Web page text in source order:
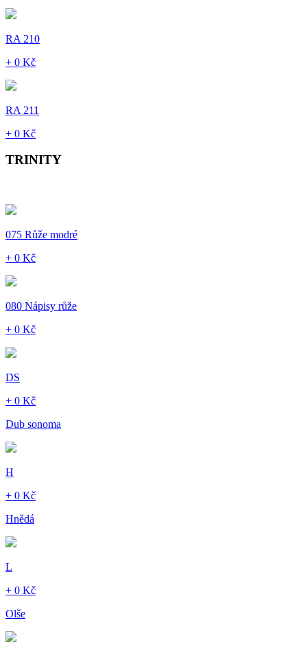
RA 210
+ 0 Kč
RA 211
+ 0 Kč
TRINITY
075 Růže modré
+ 0 Kč
080 Nápisy růže
+ 0 Kč
DS
+ 0 Kč
Dub sonoma
H
+ 0 Kč
Hnědá
L
+ 0 Kč
Olše